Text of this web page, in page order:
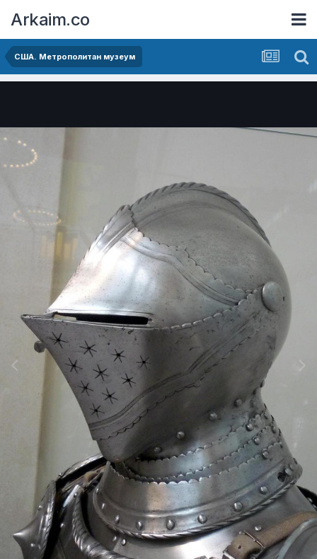
Arkaim.co
США. Метрополитан музеум